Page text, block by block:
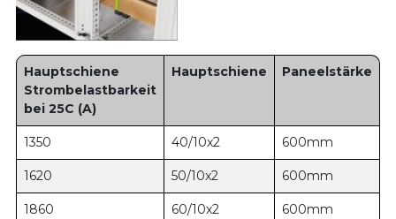
Hauptschiene
Strombelastbarkeit
bei 25C (A)
Hauptschiene Paneelstärke
1350 40/10x2 600mm
1620 50/10x2 600mm
1860 60/10x2 600mm